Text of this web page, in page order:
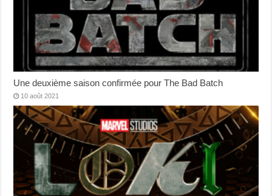
Une deuxième saison confirmée pour The Bad Batch
10 août 2021